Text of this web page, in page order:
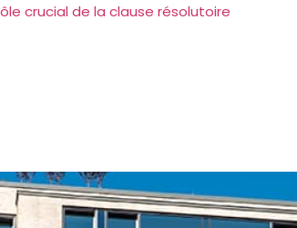
crucial de la clause résolutoire